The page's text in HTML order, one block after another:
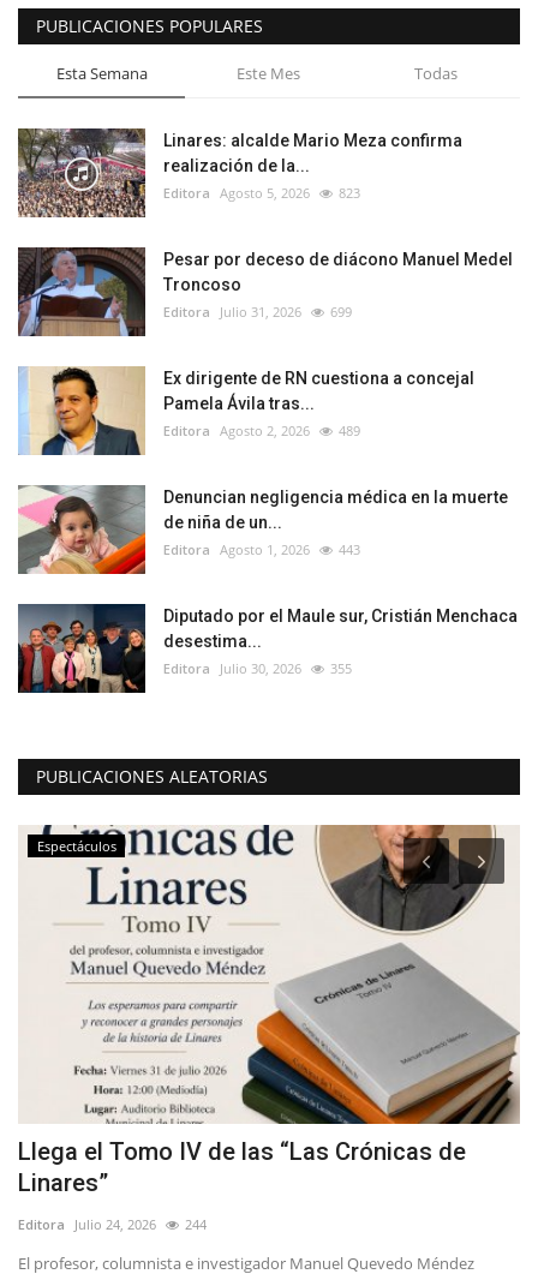
PUBLICACIONES POPULARES
Esta Semana Este Mes Todas
Linares: alcalde Mario Meza confirma
realización de la...
Editora Agosto 5, 2026 823
Pesar por deceso de diácono Manuel Medel
Troncoso
Editora Julio 31, 2026 699
Ex dirigente de RN cuestiona a concejal
Pamela Ávila tras...
Editora Agosto 2, 2026 489
Denuncian negligencia médica en la muerte
de niña de un...
Editora Agosto 1, 2026 443
Diputado por el Maule sur, Cristián Menchaca
desestima...
Editora Julio 30, 2026 355
PUBLICACIONES ALEATORIAS
Espectáculos
Llega el Tomo IV de las “Las Crónicas de
Linares”
Editora Julio 24, 2026 244
El profesor, columnista e investigador Manuel Quevedo Méndez